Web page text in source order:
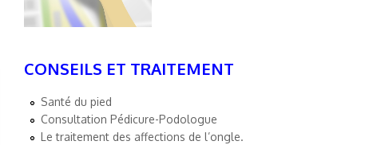
CONSEILS ET TRAITEMENT
Santé du pied
Consultation Pédicure-Podologue
Le traitement des affections de l’ongle.